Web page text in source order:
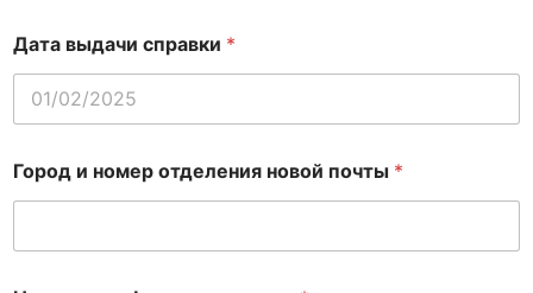
л
я
Дата выдачи справки *
Город и номер отделения новой почты *